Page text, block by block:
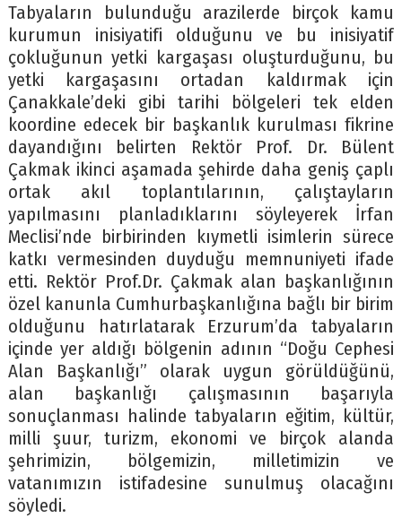
Tabyaların bulunduğu arazilerde birçok kamu
kurumun inisiyatifi olduğunu ve bu inisiyatif
çokluğunun yetki kargaşası oluşturduğunu, bu
yetki kargaşasını ortadan kaldırmak için
Çanakkale’deki gibi tarihi bölgeleri tek elden
koordine edecek bir başkanlık kurulması fikrine
dayandığını belirten Rektör Prof. Dr. Bülent
Çakmak ikinci aşamada şehirde daha geniş çaplı
ortak akıl toplantılarının, çalıştayların
yapılmasını planladıklarını söyleyerek İrfan
Meclisi’nde birbirinden kıymetli isimlerin sürece
katkı vermesinden duyduğu memnuniyeti ifade
etti. Rektör Prof.Dr. Çakmak alan başkanlığının
özel kanunla Cumhurbaşkanlığına bağlı bir birim
olduğunu hatırlatarak Erzurum’da tabyaların
içinde yer aldığı bölgenin adının “Doğu Cephesi
Alan Başkanlığı” olarak uygun görüldüğünü,
alan başkanlığı çalışmasının başarıyla
sonuçlanması halinde tabyaların eğitim, kültür,
milli şuur, turizm, ekonomi ve birçok alanda
şehrimizin, bölgemizin, milletimizin ve
vatanımızın istifadesine sunulmuş olacağını
söyledi.